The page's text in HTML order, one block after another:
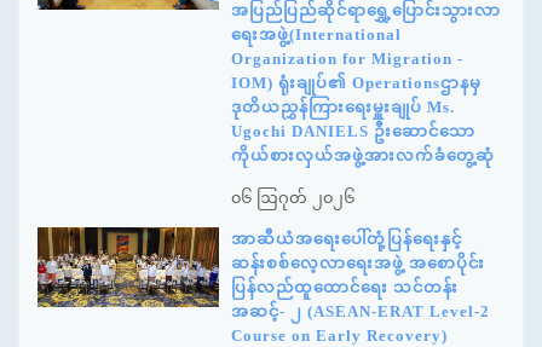
အပြည်ပြည်ဆိုင်ရာရွှေ့ပြောင်းသွားလာ
ရေးအဖွဲ့(International
Organization for Migration -
IOM) ရုံးချုပ်၏ Operationsဌာနမှ
ဒုတိယညွှန်ကြားရေးမှူးချုပ် Ms.
Ugochi DANIELS ဦးဆောင်သော
ကိုယ်စားလှယ်အဖွဲ့အားလက်ခံတွေ့ဆုံ
၀၆ ဩဂုတ် ၂၀၂၆
အာဆီယံအရေးပေါ်တုံ့ပြန်ရေးနှင့်
ဆန်းစစ်လေ့လာရေးအဖွဲ့ အစောပိုင်း
ပြန်လည်ထူထောင်ရေး သင်တန်း
အဆင့်- ၂ (ASEAN-ERAT Level-2
Course on Early Recovery)